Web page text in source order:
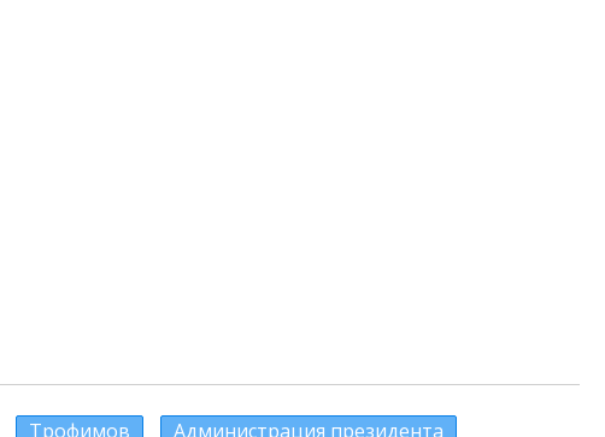
Трофимов
Администрация президента